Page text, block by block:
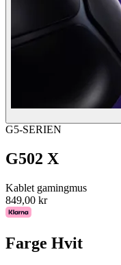
G5-SERIEN
G502 X
Kablet gamingmus
849,00 kr
Farge Hvit